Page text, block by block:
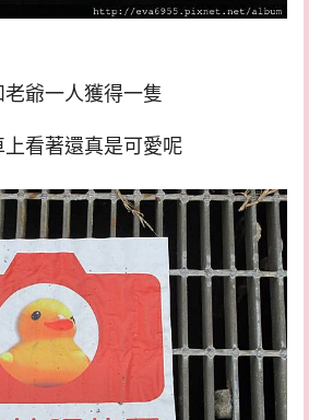
老爺一人獲得一隻
上看著還真是可愛呢